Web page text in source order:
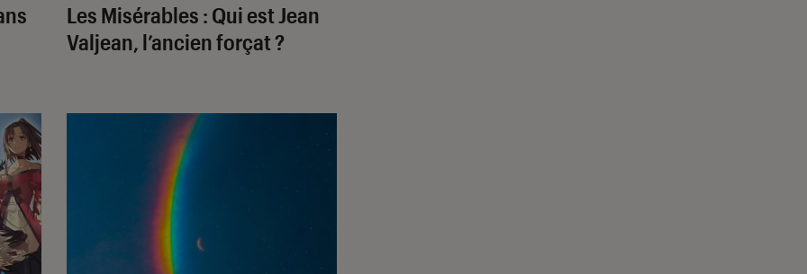
Les Misérables : Qui est Jean
Valjean, l’ancien forçat ?